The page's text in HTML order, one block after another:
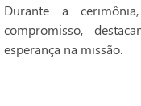
Durante a
compromisso,
esperança na missão.